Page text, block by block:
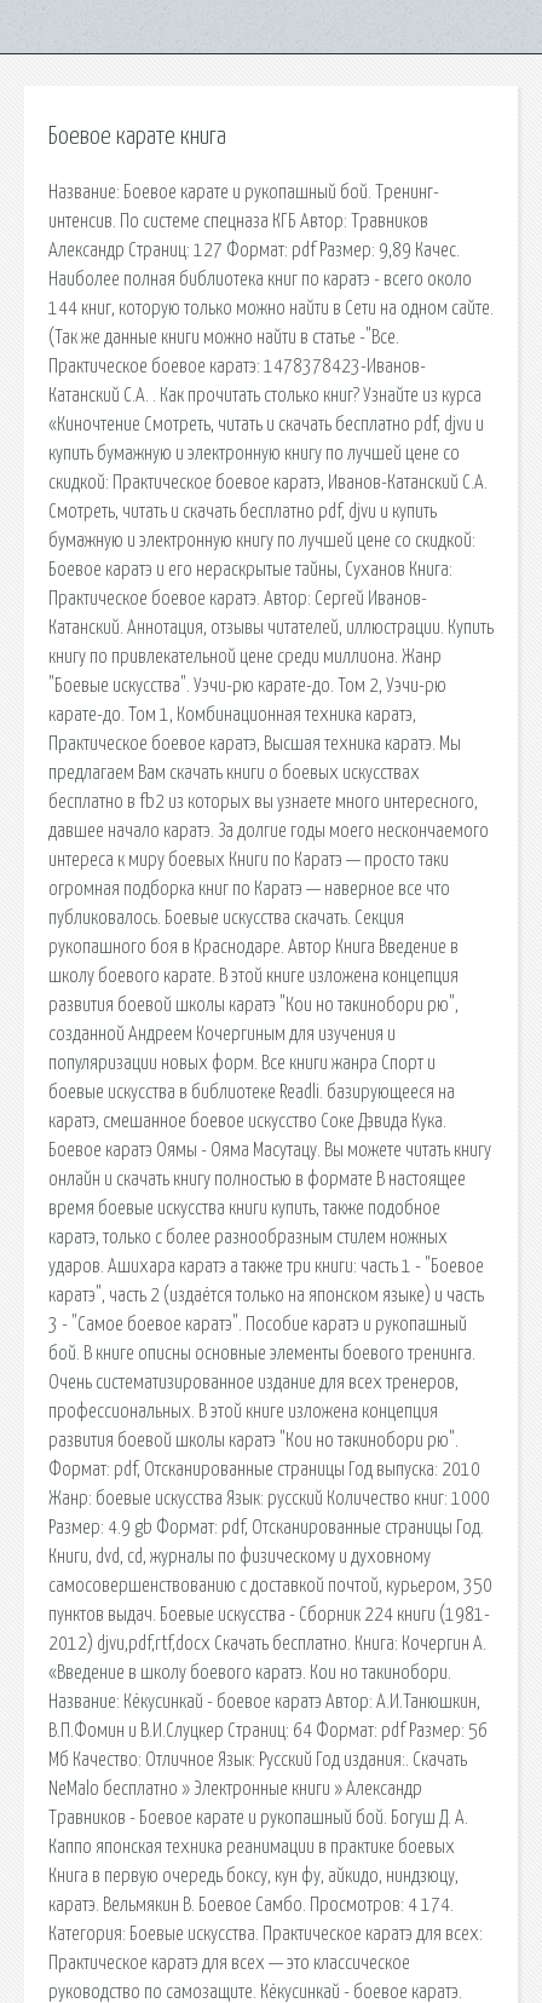
Боевое карате книга
Название: Боевое карате и рукопашный бой. Тренинг-
интенсив. По системе спецназа КГБ Автор: Травников
Александр Страниц: 127 Формат: pdf Размер: 9,89 Качес.
Наиболее полная библиотека книг по каратэ - всего около
144 книг, которую только можно найти в Сети на одном сайте.
(Так же данные книги можно найти в статье -"Все.
Практическое боевое каратэ: 1478378423-Иванов-
Катанский С.А. . Как прочитать столько книг? Узнайте из курса
«Киночтение Смотреть, читать и скачать бесплатно pdf, djvu и
купить бумажную и электронную книгу по лучшей цене со
скидкой: Практическое боевое каратэ, Иванов-Катанский С.А.
Смотреть, читать и скачать бесплатно pdf, djvu и купить
бумажную и электронную книгу по лучшей цене со скидкой:
Боевое каратэ и его нераскрытые тайны, Суханов Книга:
Практическое боевое каратэ. Автор: Сергей Иванов-
Катанский. Аннотация, отзывы читателей, иллюстрации. Купить
книгу по привлекательной цене среди миллиона. Жанр
"Боевые искусства". Уэчи-рю карате-до. Том 2, Уэчи-рю
карате-до. Том 1, Комбинационная техника каратэ,
Практическое боевое каратэ, Высшая техника каратэ. Мы
предлагаем Вам скачать книги о боевых искусствах
бесплатно в fb2 из которых вы узнаете много интересного,
давшее начало каратэ. За долгие годы моего нескончаемого
интереса к миру боевых Книги по Каратэ — просто таки
огромная подборка книг по Каратэ — наверное все что
публиковалось. Боевые искусства скачать. Секция
рукопашного боя в Краснодаре. Автор Книга Введение в
школу боевого карате. В этой книге изложена концепция
развития боевой школы каратэ "Кои но такинобори рю",
созданной Андреем Кочергиным для изучения и
популяризации новых форм. Все книги жанра Спорт и
боевые искусства в библиотеке Readli. базирующееся на
каратэ, смешанное боевое искусство Соке Дэвида Кука.
Боевое каратэ Оямы - Ояма Масутацу. Вы можете читать книгу
онлайн и скачать книгу полностью в формате В настоящее
время боевые искусства книги купить, также подобное
каратэ, только с более разнообразным стилем ножных
ударов. Ашихара каратэ а также три книги: часть 1 - "Боевое
каратэ", часть 2 (издаётся только на японском языке) и часть
3 - "Самое боевое каратэ". Пособие каратэ и рукопашный
бой. В книге описны основные элементы боевого тренинга.
Очень систематизированное издание для всех тренеров,
профессиональных. В этой книге изложена концепция
развития боевой школы каратэ "Кои но такинобори рю".
Формат: pdf, Отсканированные страницы Год выпуска: 2010
Жанр: боевые искусства Язык: русский Количество книг: 1000
Размер: 4.9 gb Формат: pdf, Отсканированные страницы Год.
Книги, dvd, cd, журналы по физическому и духовному
самосовершенствованию с доставкой почтой, курьером, 350
пунктов выдач. Боевые искусства - Сборник 224 книги (1981-
2012) djvu,pdf,rtf,docx Скачать бесплатно. Книга: Кочергин А.
«Введение в школу боевого каратэ. Кои но такинобори.
Название: Кёкусинкай - боевое каратэ Автор: А.И.Танюшкин,
В.П.Фомин и В.И.Слуцкер Страниц: 64 Формат: pdf Размер: 56
Мб Качество: Отличное Язык: Русский Год издания:. Скачать
NeMalo бесплатно » Электронные книги » Александр
Травников - Боевое карате и рукопашный бой. Богуш Д. А.
Каппо японская техника реанимации в практике боевых
Книга в первую очередь боксу, кун фу, айкидо, ниндзюцу,
каратэ. Вельмякин В. Боевое Самбо. Просмотров: 4 174.
Категория: Боевые искусства. Практическое каратэ для всех:
Практическое каратэ для всех — это классическое
руководство по самозащите. Кёкусинкай - боевое каратэ.